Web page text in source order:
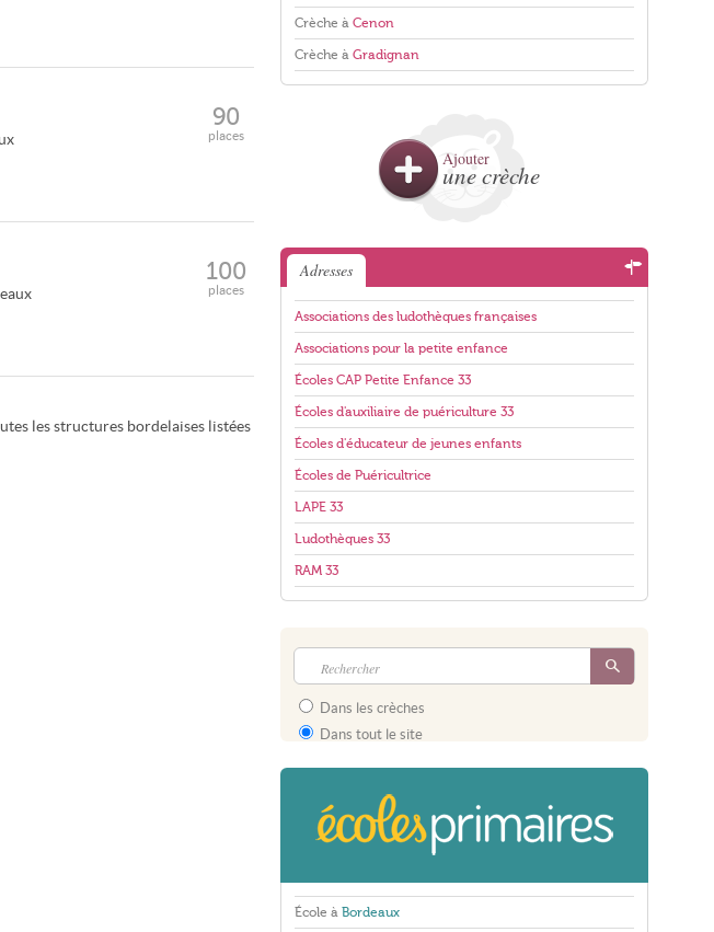
90
places
100
places
les structures bordelaises listées
Crèche à Cenon
Crèche à Gradignan
Ajouter
une crèche
Adresses
Associations des ludothèques françaises
Associations pour la petite enfance
Écoles CAP Petite Enfance 33
Écoles d'auxiliaire de puériculture 33
Écoles d'éducateur de jeunes enfants
Écoles de Puéricultrice
LAPE 33
Ludothèques 33
RAM 33
Dans les crèches
Dans tout le site
École à Bordeaux